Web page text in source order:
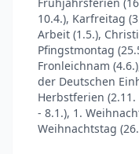
10.4.), Karfreitag
Arbeit (1.5.),
Pfingstmontag
Fronleichnam
der Deutschen
Herbstferien
- 8.1.), 1.
Weihnachtstag